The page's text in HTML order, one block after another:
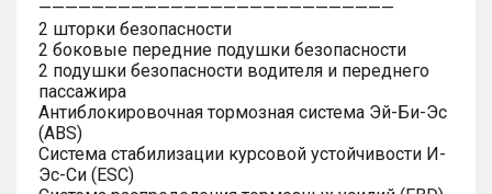
———————————————————————————
2 шторки безопасности
2 боковые передние подушки безопасности
2 подушки безопасности водителя и переднего
пассажира
Антиблокировочная тормозная система Эй-Би-Эс
(ABS)
Система стабилизации курсовой устойчивости И-
Эс-Си (ESC)